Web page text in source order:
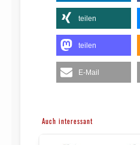
teilen
teilen
E-Mail
Auch interessant